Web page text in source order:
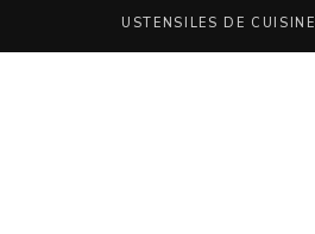
USTENSILES DE CUISINE